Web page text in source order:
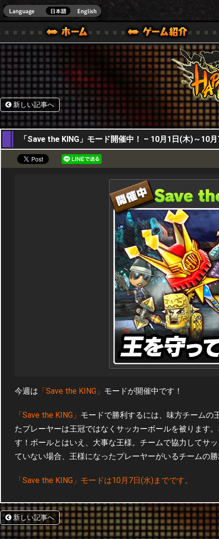
ONE VER.]
ガイド
ル｜HAPPY WARS(ハッピーウォーズ)公式サイト [ XBOX 360,XBOX ONE VER.]
サポート | HAPPY WARS(ハッピーウォーズ)公式サイ
新しい記事へ
01,10,2015
「Save the KING」モード開催中！ – 10月1日(木)～10
今週は 「Save the KING」 モードが開催中です！
「Save the KING」 モードで勝利するには、味方チームの
たプレーヤーは王冠ではなくサッカーボールを被ります
す！ボールとはいえ、大事な王様。チームで協力してサ
ていない場合、王様になったプレーヤーがいるチームの
「Save the KING」モードは10月7日(水)までです。
新しい記事へ